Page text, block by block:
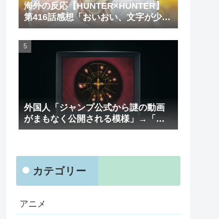
海外の反応【HUNTER×HUNTER】
第416話感想「おいおい、文字が少な
くてスッキリ読めるぞ！！」
外国人「ジャンプ公式から謎の動画
がまもなく公開される模様」→「ま
さか本当にくるのか？！」（海外の
カテゴリー
アニメ